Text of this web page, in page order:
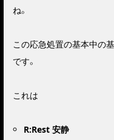
ね。
この応急処置の基本中の
です。
これは
R:Rest 安静